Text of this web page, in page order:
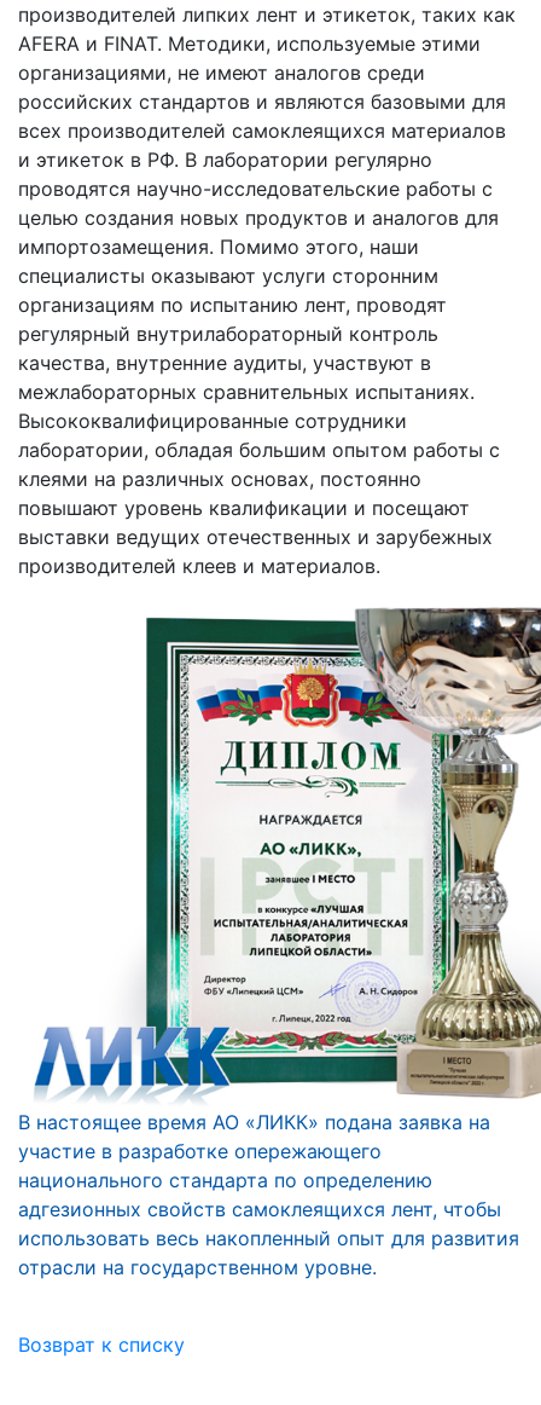
производителей липких лент и этикеток, таких как
AFERA и FINAT. Методики, используемые этими
организациями, не имеют аналогов среди
российских стандартов и являются базовыми для
всех производителей самоклеящихся материалов
и этикеток в РФ. В лаборатории регулярно
проводятся научно-исследовательские работы с
целью создания новых продуктов и аналогов для
импортозамещения. Помимо этого, наши
специалисты оказывают услуги сторонним
организациям по испытанию лент, проводят
регулярный внутрилабораторный контроль
качества, внутренние аудиты, участвуют в
межлабораторных сравнительных испытаниях.
Высококвалифицированные сотрудники
лаборатории, обладая большим опытом работы с
клеями на различных основах, постоянно
повышают уровень квалификации и посещают
выставки ведущих отечественных и зарубежных
производителей клеев и материалов.
В настоящее время АО «ЛИКК» подана заявка на
участие в разработке опережающего
национального стандарта по определению
адгезионных свойств самоклеящихся лент, чтобы
использовать весь накопленный опыт для развития
отрасли на государственном уровне.
Возврат к списку